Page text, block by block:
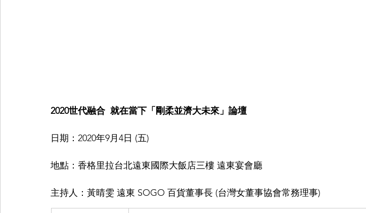
2020世代融合  就在當下「剛柔並濟大未來」論壇
日期：2020年9月4日 (五)
地點：香格里拉台北遠東國際大飯店三樓 遠東宴會廳
主持人：黃晴雯 遠東 SOGO 百貨董事長 (台灣女董事協會常務理事)